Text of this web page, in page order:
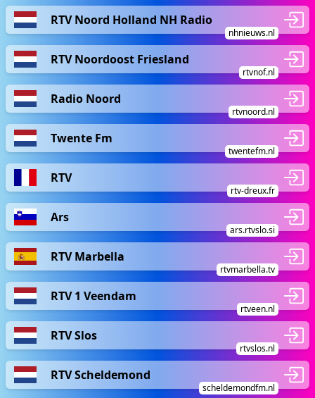
RTV Noord Holland NH Radio
nhnieuws.nl
RTV Noordoost Friesland
rtvnof.nl
Radio Noord
rtvnoord.nl
Twente Fm
twentefm.nl
RTV
rtv-dreux.fr
Ars
ars.rtvslo.si
RTV Marbella
rtvmarbella.tv
RTV 1 Veendam
rtveen.nl
RTV Slos
rtvslos.nl
RTV Scheldemond
scheldemondfm.nl